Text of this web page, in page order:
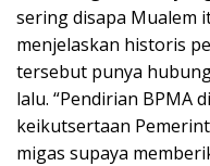
sering disapa Mualem
menjelaskan historis
tersebut punya
lalu. “Pendirian BPMA
keikutsertaan
migas supaya